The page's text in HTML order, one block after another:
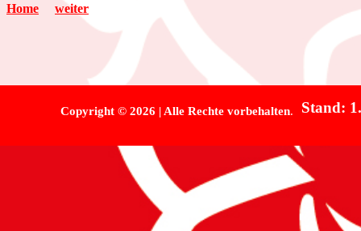
Home weiter
Copyright © 2026 | Alle Rechte vorbehalten. Stand: 1